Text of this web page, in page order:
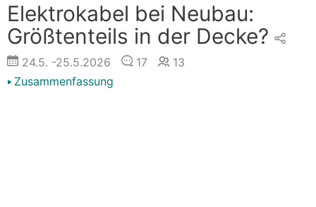
Elektrokabel bei Neubau:
Größtenteils in der Decke?
24.5. -25.5.2026 17
13
Zusammenfassung